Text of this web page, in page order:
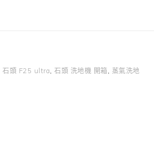
石頭 F25 ultra, 石頭 洗地機 開箱, 蒸氣洗地